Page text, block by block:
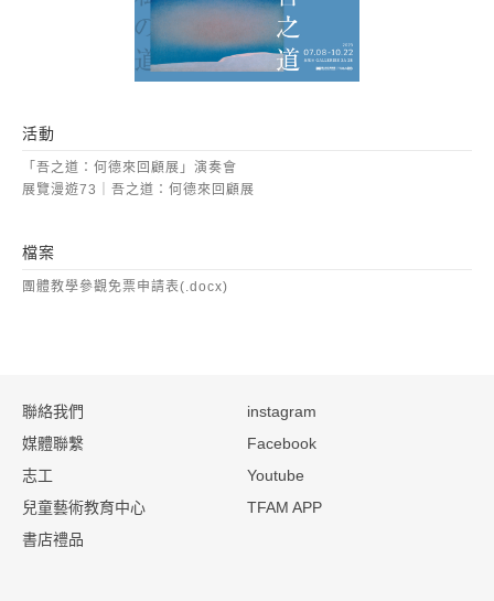
活動
「吾之道：何德來回顧展」演奏會
展覽漫遊73｜吾之道：何德來回顧展
檔案
團體教學參觀免票申請表(.docx)
聯絡我們
媒體聯繫
志工
兒童藝術教育中心
書店禮品
instagram
Facebook
Youtube
TFAM APP